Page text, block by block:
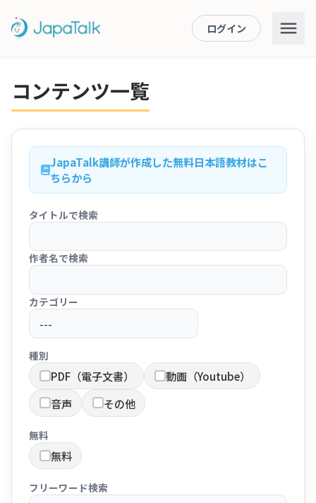
ログイン
コンテンツ一覧
JapaTalk講師が作成した無料日本語教材はこ
ちらから
タイトルで検索
作者名で検索
カテゴリー
種別
PDF（電子文書）
動画（Youtube）
音声
その他
無料
無料
フリーワード検索